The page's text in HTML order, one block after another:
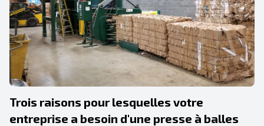
Trois raisons pour lesquelles votre
entreprise a besoin d'une presse à balles